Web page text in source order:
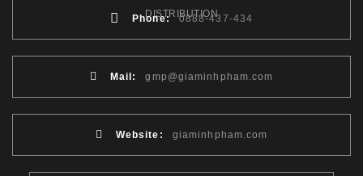
Phone: 0888-437-434
Mail: gmp@giaminhpham.com
Website: giaminhpham.com